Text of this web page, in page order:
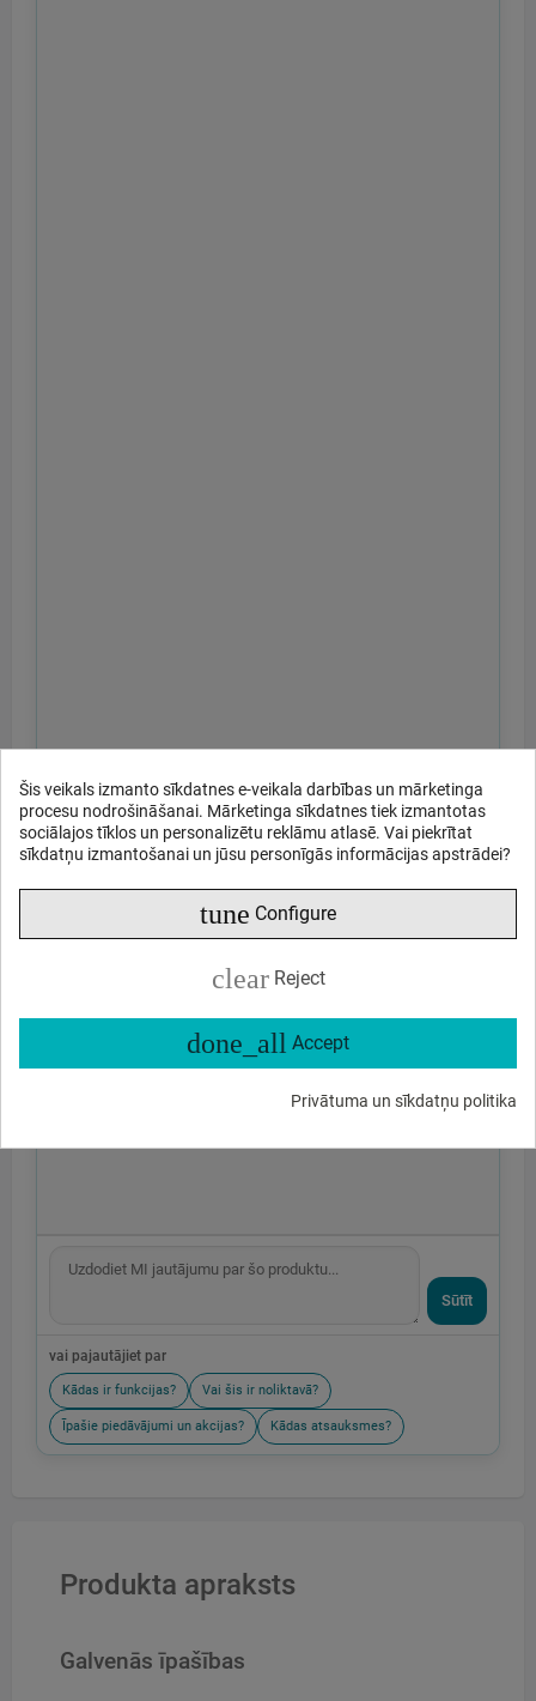
Šis veikals izmanto sīkdatnes e-veikala darbības un mārketinga
procesu nodrošināšanai. Mārketinga sīkdatnes tiek izmantotas
sociālajos tīklos un personalizētu reklāmu atlasē. Vai piekrītat
sīkdatņu izmantošanai un jūsu personīgās informācijas apstrādei?
tune Configure
clear Reject
done_all Accept
Privātuma un sīkdatņu politika
Sūtīt
vai pajautājiet par
Kādas ir funkcijas? Vai šis ir noliktavā?
Īpašie piedāvājumi un akcijas? Kādas atsauksmes?
Produkta apraksts
Galvenās īpašības